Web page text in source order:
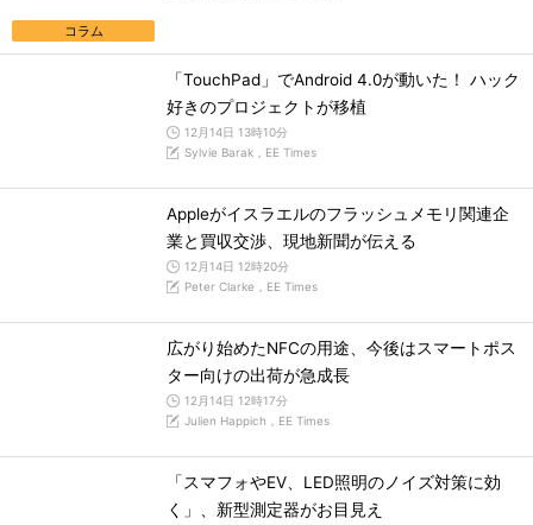
コラム
「TouchPad」でAndroid 4.0が動いた！ ハック
好きのプロジェクトが移植
12月14日 13時10分
Sylvie Barak，EE Times
Appleがイスラエルのフラッシュメモリ関連企
業と買収交渉、現地新聞が伝える
12月14日 12時20分
Peter Clarke，EE Times
広がり始めたNFCの用途、今後はスマートポス
ター向けの出荷が急成長
12月14日 12時17分
Julien Happich，EE Times
「スマフォやEV、LED照明のノイズ対策に効
く」、新型測定器がお目見え